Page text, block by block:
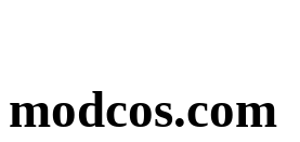
modcos.com